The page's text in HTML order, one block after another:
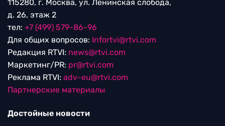
115280, г. Москва, ул. Ленинская слобода,
д. 26, этаж 2
тел: +7 (499) 579-86-96
Для общих вопросов: Infortvi@rtvi.com
Редакция RTVI: news@rtvi.com
Маркетинг/PR: pr@rtvi.com
Реклама RTVI: adv-eu@rtvi.com
Партнерские материалы
Достойные новости